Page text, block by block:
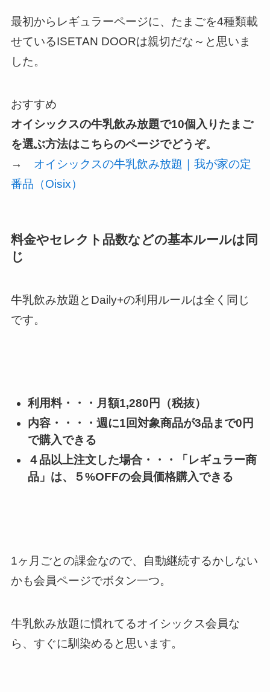
最初からレギュラーページに、たまごを4種類載
せているISETAN DOORは親切だな～と思いま
した。
おすすめ
オイシックスの牛乳飲み放題で10個入りたまご
を選ぶ方法はこちらのページでどうぞ。
→ オイシックスの牛乳飲み放題｜我が家の定
番品（Oisix）
料金やセレクト品数などの基本ルールは同
じ
牛乳飲み放題とDaily+の利用ルールは全く同じ
です。
利用料・・・月額1,280円（税抜）
内容・・・・週に1回対象商品が3品まで0円
で購入できる
４品以上注文した場合・・・「レギュラー商
品」は、５%OFFの会員価格購入できる
1ヶ月ごとの課金なので、自動継続するかしない
かも会員ページでボタン一つ。
牛乳飲み放題に慣れてるオイシックス会員な
ら、すぐに馴染めると思います。